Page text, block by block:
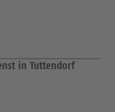
in Tuttendorf